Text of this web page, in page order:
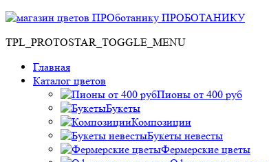
ПРОБОТАНИКУ
TPL_PROTOSTAR_TOGGLE_MENU
Главная
Каталог цветов
Пионы от 400 руб
Букеты
Композиции
Букеты невесты
Фермерские цветы